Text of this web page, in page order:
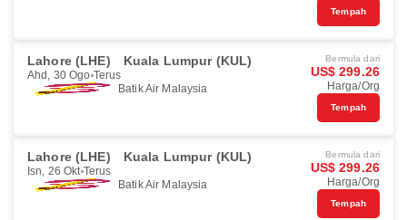
Tempah
Lahore (LHE) Kuala Lumpur (KUL)
Ahd, 30 Ogo Terus
Batik Air Malaysia
Bermula dari
US$ 299.26
Harga/Org
Tempah
Lahore (LHE) Kuala Lumpur (KUL)
Isn, 26 Okt Terus
Batik Air Malaysia
Bermula dari
US$ 299.26
Harga/Org
Tempah